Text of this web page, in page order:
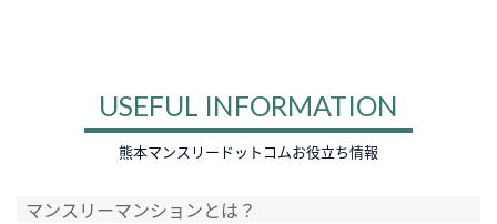
USEFUL INFORMATION
熊本マンスリードットコムお役立ち情報
マンスリーマンションとは？